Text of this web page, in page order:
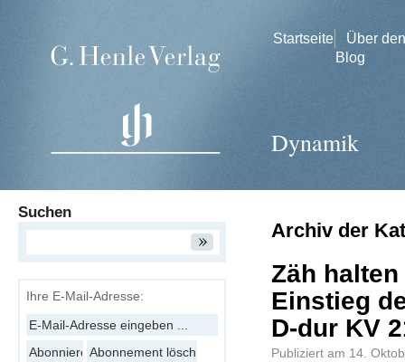
Startseite
Über den
Blog
Dynamik
Archiv der
Zäh
Einstieg
D-dur KV
Publiziert am 14.
Suchen
Ihre E-Mail-Adresse: